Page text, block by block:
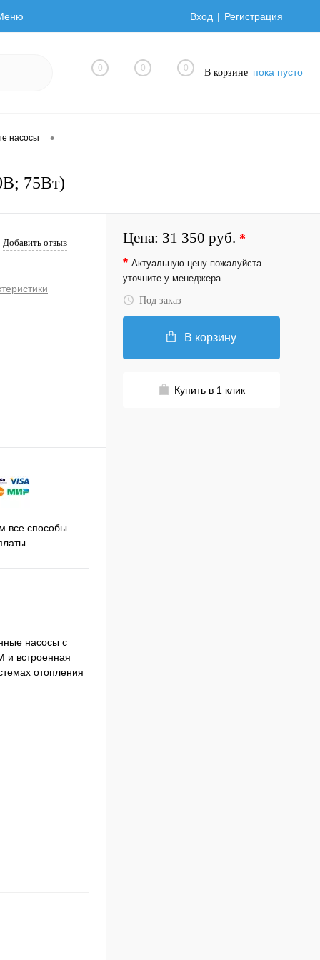
Вход Регистрация
0 0 0 В корзине пока пусто
насосы •
75Вт)
Добавить отзыв
все способы
насосы с
и встроенная
отопления
Цена: 31 350 руб. *
* Актуальную цену пожалуйста
уточните у менеджера
Под заказ
В корзину
Купить в 1 клик